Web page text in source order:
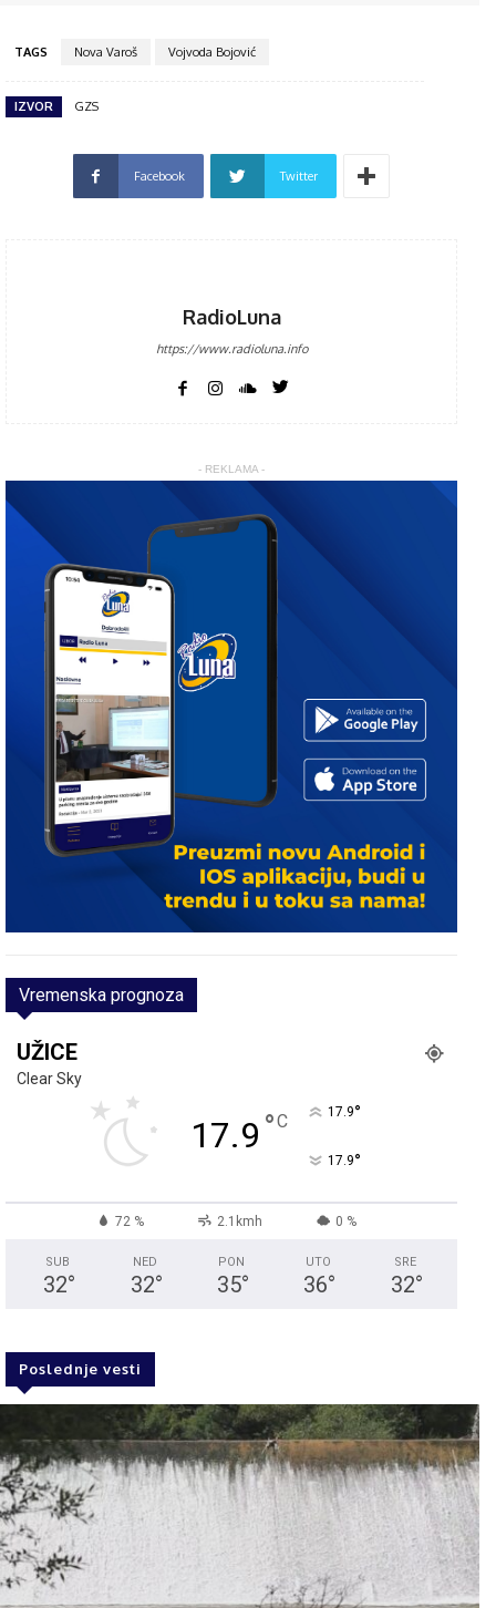
TAGS Nova Varoš Vojvoda Bojović
IZVOR GZS
Facebook Twitter
RadioLuna
https://www.radioluna.info
- REKLAMA -
Vremenska prognoza
UŽICE
Clear Sky
17.9 °C 17.9°
17.9°
72 % 2.1kmh 0 %
SUB
32°
NED
32°
PON
35°
UTO
36°
SRE
32°
Poslednje vesti